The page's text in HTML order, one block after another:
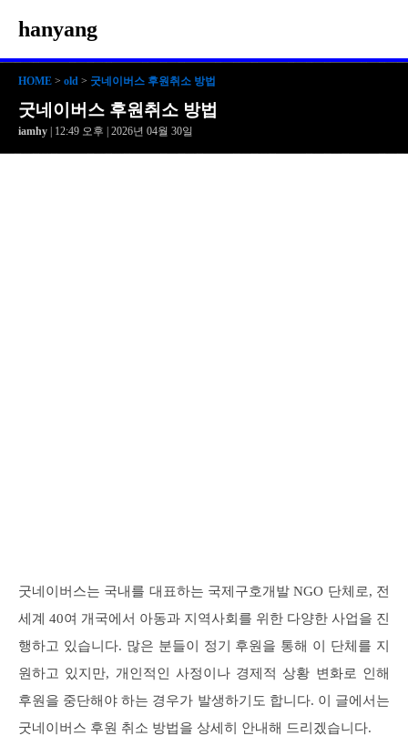
hanyang
HOME > old > 굿네이버스 후원취소 방법
굿네이버스 후원취소 방법
iamhy | 12:49 오후 | 2026년 04월 30일
굿네이버스는 국내를 대표하는 국제구호개발 NGO 단체로, 전
세계 40여 개국에서 아동과 지역사회를 위한 다양한 사업을 진
행하고 있습니다. 많은 분들이 정기 후원을 통해 이 단체를 지
원하고 있지만, 개인적인 사정이나 경제적 상황 변화로 인해
후원을 중단해야 하는 경우가 발생하기도 합니다. 이 글에서는
굿네이버스 후원 취소 방법을 상세히 안내해 드리겠습니다.